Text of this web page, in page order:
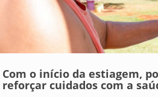
Com o início da estiagem,
reforçar cuidados com a